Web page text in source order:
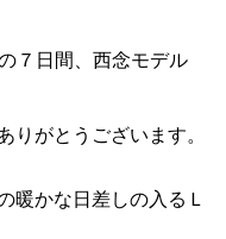
７日間、西念モデル
りがとうございます。
暖かな日差しの入るＬ